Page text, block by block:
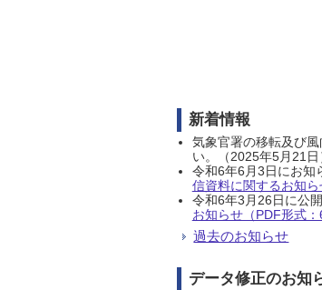
新着情報
気象官署の移転及び
い。（2025年5月21日
令和6年6月3日にお知
信資料に関するお知ら
令和6年3月26日に公
お知らせ（PDF形式：
過去のお知らせ
データ修正のお知